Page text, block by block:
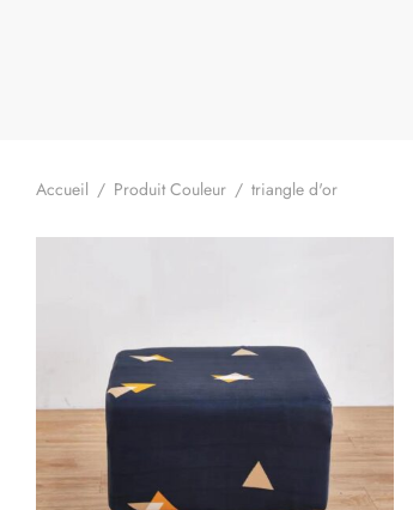
Accueil / Produit Couleur / triangle d'or